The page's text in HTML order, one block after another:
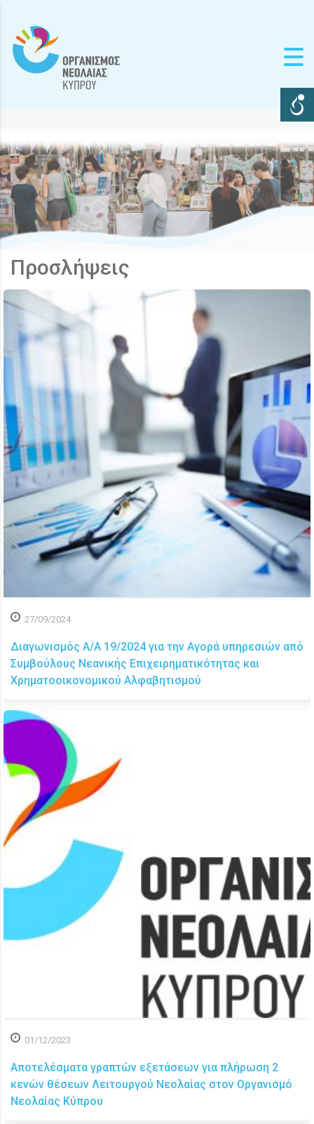
Προσλήψεις
27/09/2024
Διαγωνισμός Α/Α 19/2024 για την Αγορά υπηρεσιών από
Συμβούλους Νεανικής Επιχειρηματικότητας και
Χρηματοοικονομικού Αλφαβητισμού
01/12/2023
Αποτελέσματα γραπτών εξετάσεων για πλήρωση 2
κενών θέσεων Λειτουργού Νεολαίας στον Οργανισμό
Νεολαίας Κύπρου